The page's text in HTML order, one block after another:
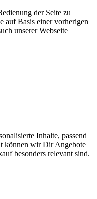
der Seite zu
auf Basis einer vorherigen
unserer Webseite
Inhalte, passend
können wir Dir Angebote
besonders relevant sind.